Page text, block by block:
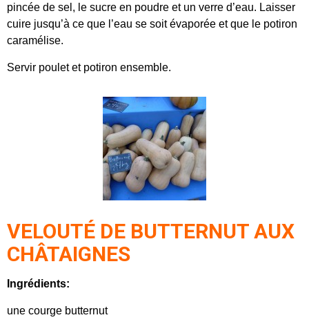
pincée de sel, le sucre en poudre et un verre d’eau. Laisser
cuire jusqu’à ce que l’eau se soit évaporée et que le potiron
caramélise.
Servir poulet et potiron ensemble.
VELOUTÉ DE BUTTERNUT AUX
CHÂTAIGNES
Ingrédients:
une courge butternut